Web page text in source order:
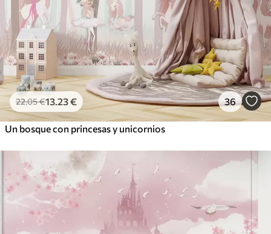
22.05€13 .23€ 36
Un bosque con princesas y unicornios